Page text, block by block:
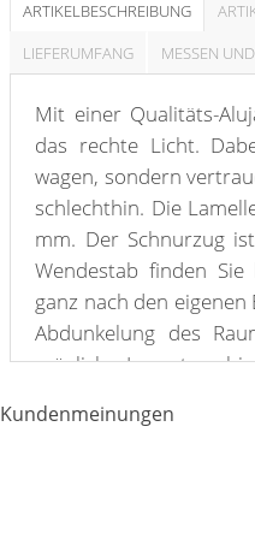
ARTIKELBESCHREIBUNG
LIEFERUMFANG
MESSEN
Mit einer Qualitäts-
das rechte Licht.
wagen, sondern
schlechthin. Die
mm. Der Schnurzug
Wendestab finden
ganz nach den
Abdunkelung des
möglich. In
eignen sich
Kundenmeinungen